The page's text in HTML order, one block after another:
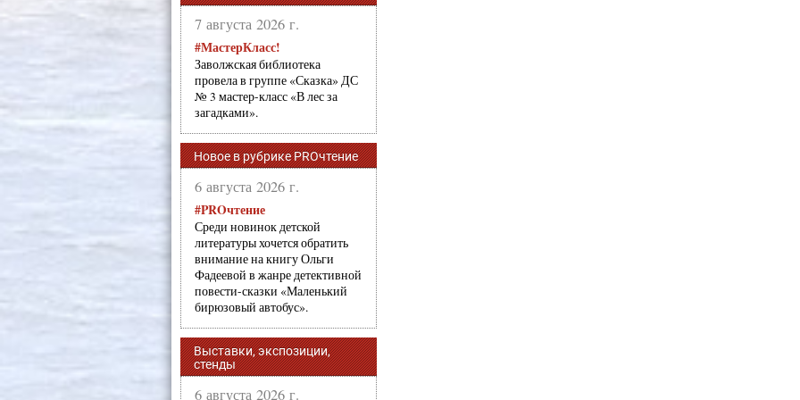
7 августа 2026 г.
#МастерКласс!
Заволжская библиотека
провела в группе «Сказка» ДС
№ 3 мастер-класс «В лес за
загадками».
Новое в рубрике PROчтение
6 августа 2026 г.
#PROчтение
Среди новинок детской
литературы хочется обратить
внимание на книгу Ольги
Фадеевой в жанре детективной
повести-сказки «Маленький
бирюзовый автобус».
Выставки, экспозиции,
стенды
6 августа 2026 г.